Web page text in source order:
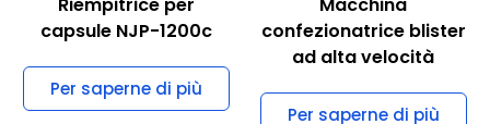
capsule NJP-1200c
Per saperne di più
confezionatrice blister
ad alta velocità
Per saperne di più